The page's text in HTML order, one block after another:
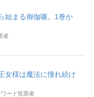
始まる御伽噺。1巻か
者
女様は魔法に憧れ続け
ード投票者